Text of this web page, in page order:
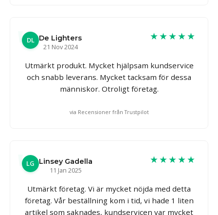
DL De Lighters
21 Nov 2024
★★★★★
Utmärkt produkt. Mycket hjälpsam kundservice
och snabb leverans. Mycket tacksam för dessa
människor. Otroligt företag.
via Recensioner från Trustpilot
LG
Linsey Gadella
11 Jan 2025
★★★★★
Utmärkt företag. Vi är mycket nöjda med detta
företag. Vår beställning kom i tid, vi hade 1 liten
artikel som saknades, kundservicen var mycket